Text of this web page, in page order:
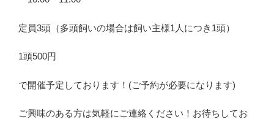
定員3頭（多頭飼いの場合は飼い主様1 人につき 1頭）
1頭500円
で開催予定しております！ (ご予約が必要になります)
ご興味のある方は気軽にご連絡ください！お待ちしてお